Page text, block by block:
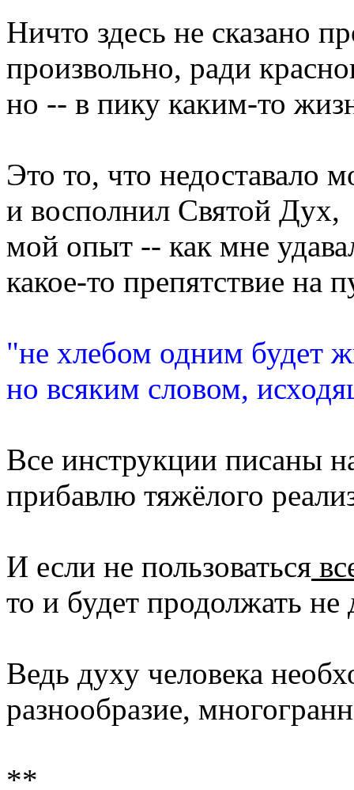
Ничто здесь не сказано
произвольно, ради
но -- в пику каким-то
Это то, что недоставало
и восполнил Святой Дух,
мой опыт -- как мне
какое-то препятствие на
"не хлебом одним будет
но всяким словом,
Все инструкции писаны
прибавлю тяжёлого
И если не пользоваться
то и будет продолжать не
Ведь духу человека
разнообразие,
**